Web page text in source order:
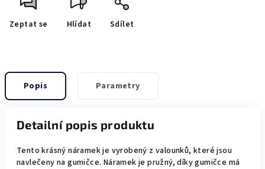
Zeptat se Hlídat Sdílet
Popis Parametry
Detailní popis produktu
Tento krásný náramek je vyrobený z valounků, které jsou
navlečeny na gumičce. Náramek je pružný, díky gumičce má